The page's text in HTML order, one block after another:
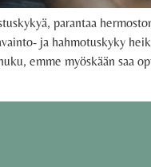
parantaa
ja hahmotuskyky
emme myöskään saa